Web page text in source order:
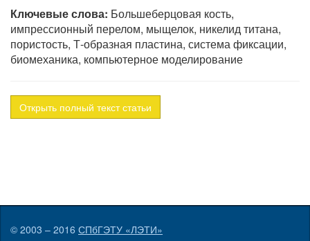
Ключевые слова: Большеберцовая кость,
импрессионный перелом, мыщелок, никелид титана,
пористость, Т-образная пластина, система фиксации,
биомеханика, компьютерное моделирование
Открыть полный текст статьи
© 2003 – 2016 СПбГЭТУ «ЛЭТИ»